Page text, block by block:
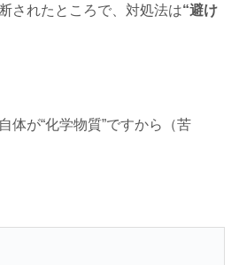
されたところで、対処法は“避け
体が“化学物質”ですから（苦